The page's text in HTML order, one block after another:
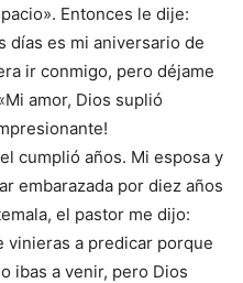
Entonces le dije:
días es mi aniversario de
ir conmigo, pero déjame
amor, Dios suplió
cumplió años. Mi esposa y
embarazada por diez años
el pastor me dijo:
vinieras a predicar porque
ibas a venir, pero Dios